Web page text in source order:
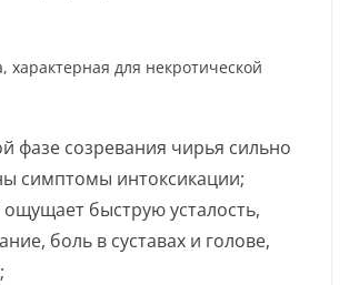
характерная для некротической
фазе созревания чирья сильно
симптомы интоксикации;
быструю усталость,
боль в суставах и голове,